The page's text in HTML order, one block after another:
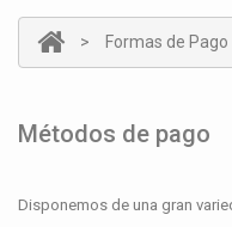
> Formas de Pago
Métodos de pago
Disponemos de una gran